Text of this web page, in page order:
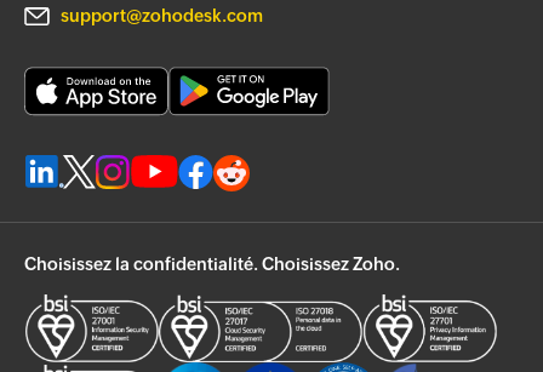
support@zohodesk.com
Choisissez la confidentialité. Choisissez Zoho.